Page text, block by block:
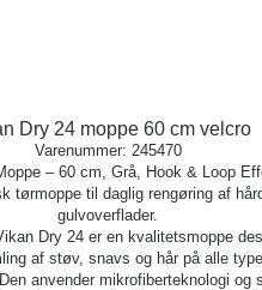
Dry 24 moppe 60 cm velcro
Varenummer: 245470
– 60 cm, Grå, Hook & Loop
tørmoppe til daglig rengøring af
gulvoverflader.
Dry 24 er en kvalitetsmoppe
af støv, snavs og hår på alle
anvender mikrofiberteknologi og